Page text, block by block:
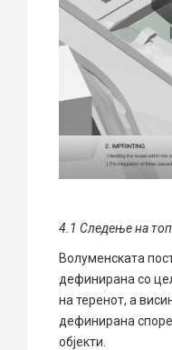
4 .1 Следење на
Волуменската
дефинирана со
на теренот, а
дефинирана
објекти.